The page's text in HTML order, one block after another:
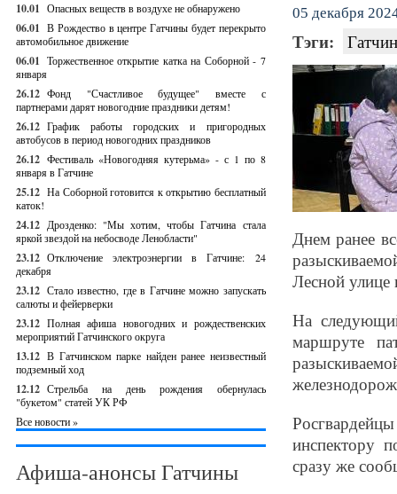
10.01 Опасных веществ в воздухе не обнаружено
06.01 В Рождество в центре Гатчины будет перекрыто
автомобильное движение
06.01 Торжественное открытие катка на Соборной - 7
января
26.12 Фонд "Счастливое будущее" вместе с
партнерами дарят новогодние праздники детям!
26.12 График работы городских и пригородных
автобусов в период новогодних праздников
26.12 Фестиваль «Новогодняя кутерьма» - с 1 по 8
января в Гатчине
25.12 На Соборной готовится к открытию бесплатный
каток!
24.12 Дрозденко: "Мы хотим, чтобы Гатчина стала
яркой звездой на небосводе Ленобласти"
23.12 Отключение электроэнергии в Гатчине: 24
декабря
23.12 Стало известно, где в Гатчине можно запускать
салюты и фейерверки
23.12 Полная афиша новогодних и рождественских
мероприятий Гатчинского округа
13.12 В Гатчинском парке найден ранее неизвестный
подземный ход
12.12 Стрельба на день рождения обернулась
"букетом" статей УК РФ
Все новости »
Афиша-анонсы Гатчины
05 декабря
Тэги:
Днем ранее
Лесной улице
На
маршруте
инспектору
сразу же